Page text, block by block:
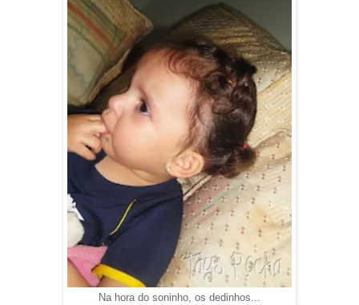
Na hora do soninho, os dedinhos...